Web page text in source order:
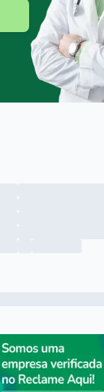
Menu lateral